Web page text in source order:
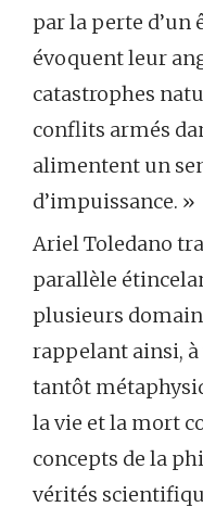
par la perte d’un
évoquent leur
catastrophes
conflits armés
alimentent un
d’impuissance. »
Ariel Toledano
parallèle
plusieurs
rappelant ainsi, à
tantôt
la vie et la mort
concepts de la
vérités